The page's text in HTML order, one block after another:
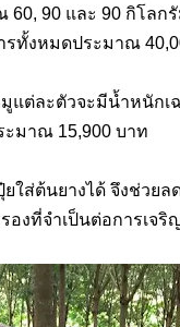
60, 90 และ 90 กิโลก
ารทั้งหมดประมาณ
มูแต่ละตัวจะมีน้ำหนัก
ะมาณ 15,900 บาท
ใส่ต้นยางได้ จึงช่วย
งที่จำเป็นต่อการเจริ